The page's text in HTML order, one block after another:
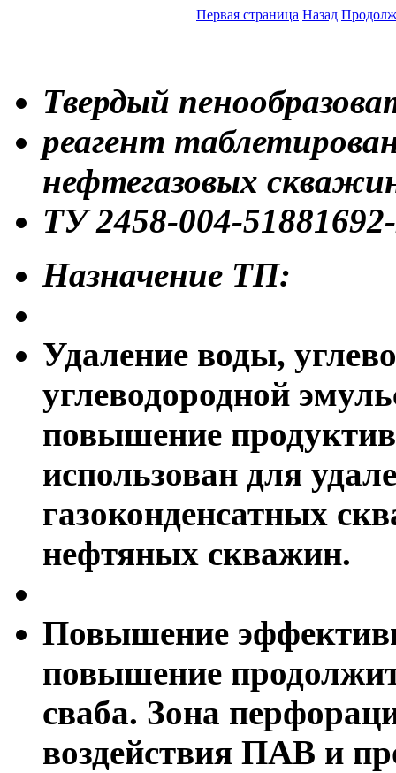
Первая страница Назад
Твердый
реагент
нефтегазовых
ТУ 2458-004-
Назначение ТП:
Удаление воды,
углеводородной
повышение
использован для
газоконденсатных
нефтяных скважин.
Повышениe
повышение
сваба. Зона
воздействия ПАВ и